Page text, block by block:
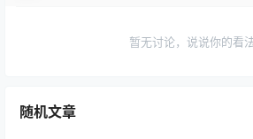
暂无讨论，说说你的看
随机文章